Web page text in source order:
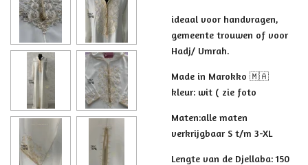
ideaal voor handvragen,
gemeente trouwen of voor
Hadj/ Umrah.
Made in Marokko 🇲🇦
kleur: wit ( zie foto
Maten:alle maten
verkrijgbaar S t/m 3-XL
Lengte van de Djellaba: 150